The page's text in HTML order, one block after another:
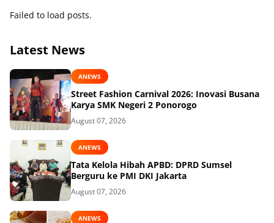
Failed to load posts.
Latest News
ANEWS
Street Fashion Carnival 2026: Inovasi Busana
Karya SMK Negeri 2 Ponorogo
August 07, 2026
ANEWS
Tata Kelola Hibah APBD: DPRD Sumsel
Berguru ke PMI DKI Jakarta
August 07, 2026
ANEWS